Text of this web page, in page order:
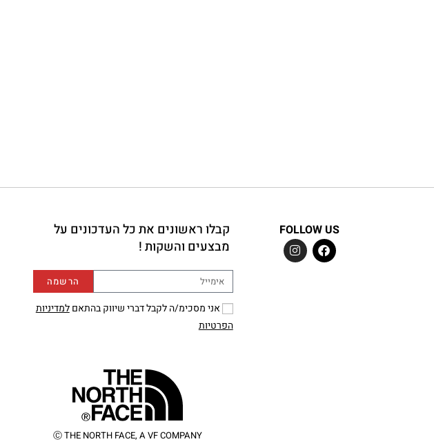
FOLLOW US
קבלו ראשונים את כל העדכונים על
מבצעים והשקות !
אני מסכימ/ה לקבל דברי שיווק בהתאםלמדיניות
הפרטיות
הרשמה
Ⓒ THE NORTH FACE, A VF COMPANY